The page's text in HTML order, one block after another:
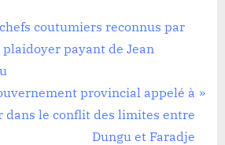
coutumiers reconnus par
payant de Jean
provincial appelé à
dans le conflit des limites entre
Dungu et Faradje